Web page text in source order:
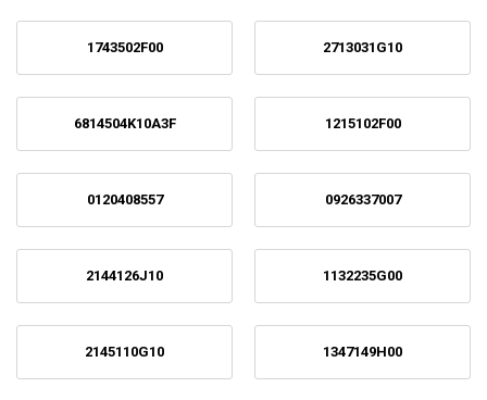
1743502F00 2713031G10
6814504K10A3F 1215102F00
0120408557 0926337007
2144126J10 1132235G00
2145110G10 1347149H00